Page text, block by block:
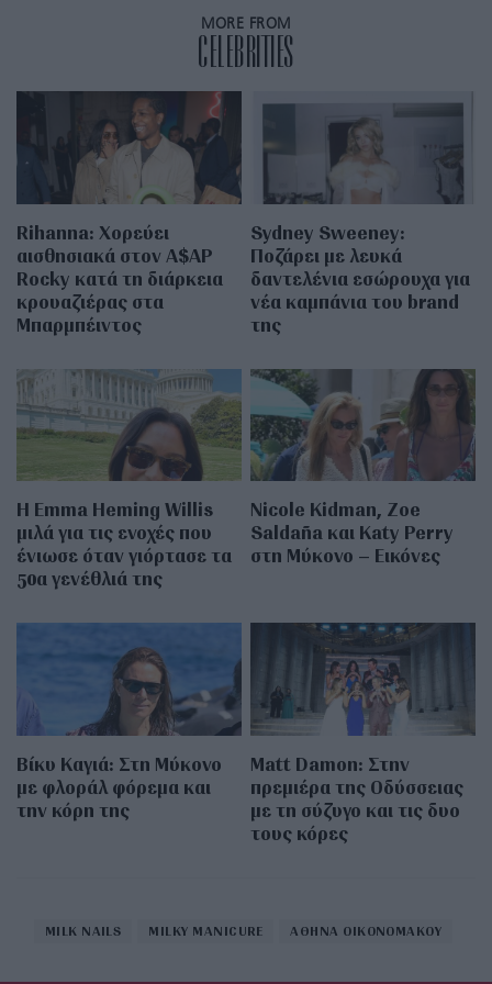
MORE FROM
CELEBRITIES
Rihanna: Χορεύει
αισθησιακά στον A$AP
Rocky κατά τη διάρκεια
κρουαζιέρας στα
Μπαρμπέιντος
Sydney Sweeney:
Ποζάρει με λευκά
δαντελένια εσώρουχα για
νέα καμπάνια του brand
της
H Emma Heming Willis
μιλά για τις ενοχές που
ένιωσε όταν γιόρτασε τα
50α γενέθλιά της
Nicole Kidman, Zoe
Saldaña και Katy Perry
στη Μύκονο – Εικόνες
Βίκυ Καγιά: Στη Μύκονο
με φλοράλ φόρεμα και
την κόρη της
Matt Damon: Στην
πρεμιέρα της Οδύσσειας
με τη σύζυγο και τις δυο
τους κόρες
MILK NAILS MILKY MANICURE ΑΘΗΝΑ ΟΙΚΟΝΟΜΑΚΟΥ